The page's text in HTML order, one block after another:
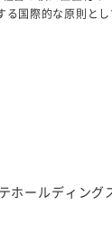
国際的な原則と
ールディング